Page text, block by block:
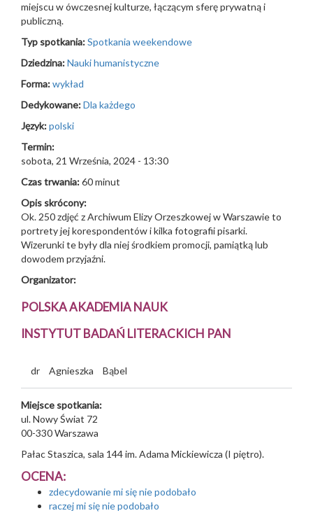
miejscu w ówczesnej kulturze, łączącym sferę prywatną i
publiczną.
Typ spotkania:Spotkania weekendowe
Dziedzina:Nauki humanistyczne
Forma:wykład
Dedykowane:Dla każdego
Język:polski
Termin:
sobota, 21 Września, 2024 - 13:30
Czas trwania:60 minut
Opis skrócony:
Ok. 250 zdjęć z Archiwum Elizy Orzeszkowej w Warszawie to
portrety jej korespondentów i kilka fotografii pisarki.
Wizerunki te były dla niej środkiem promocji, pamiątką lub
dowodem przyjaźni.
Organizator:
POLSKA AKADEMIA NAUK
INSTYTUT BADAŃ LITERACKICH PAN
dr Agnieszka Bąbel
Miejsce spotkania:
ul. Nowy Świat 72
00-330Warszawa
Pałac Staszica, sala 144 im. Adama Mickiewicza (I piętro).
OCENA:
zdecydowanie mi się nie podobało
raczej mi się nie podobało